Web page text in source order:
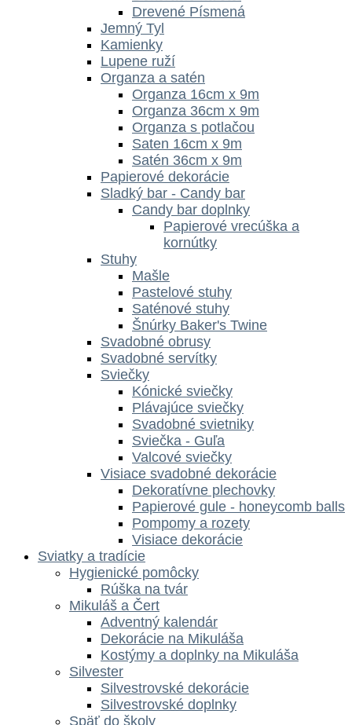
Drevené Písmená
Jemný Tyl
Kamienky
Lupene ruží
Organza a satén
Organza 16cm x 9m
Organza 36cm x 9m
Organza s potlačou
Saten 16cm x 9m
Satén 36cm x 9m
Papierové dekorácie
Sladký bar - Candy bar
Candy bar doplnky
Papierové vrecúška a
kornútky
Stuhy
Mašle
Pastelové stuhy
Saténové stuhy
Šnúrky Baker's Twine
Svadobné obrusy
Svadobné servítky
Sviečky
Kónické sviečky
Plávajúce sviečky
Svadobné svietniky
Sviečka - Guľa
Valcové sviečky
Visiace svadobné dekorácie
Dekoratívne plechovky
Papierové gule - honeycomb balls
Pompomy a rozety
Visiace dekorácie
Sviatky a tradície
Hygienické pomôcky
Rúška na tvár
Mikuláš a Čert
Adventný kalendár
Dekorácie na Mikuláša
Kostýmy a doplnky na Mikuláša
Silvester
Silvestrovské dekorácie
Silvestrovské doplnky
Späť do školy